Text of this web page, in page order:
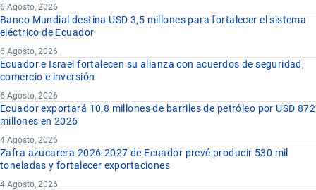
6 Agosto, 2026
Banco Mundial destina USD 3,5 millones para fortalecer el sistema
eléctrico de Ecuador
6 Agosto, 2026
Ecuador e Israel fortalecen su alianza con acuerdos de seguridad,
comercio e inversión
6 Agosto, 2026
Ecuador exportará 10,8 millones de barriles de petróleo por USD 872
millones en 2026
4 Agosto, 2026
Zafra azucarera 2026-2027 de Ecuador prevé producir 530 mil
toneladas y fortalecer exportaciones
4 Agosto, 2026